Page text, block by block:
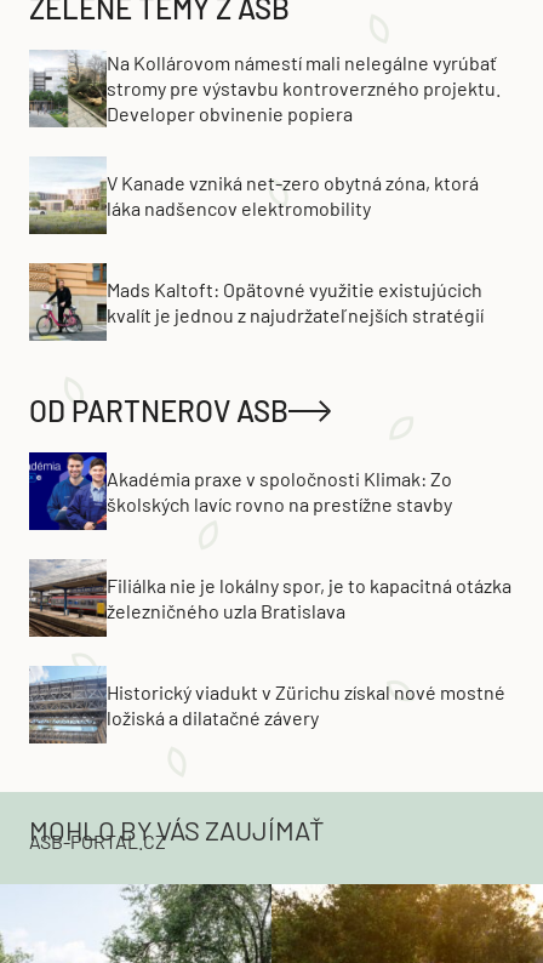
ZELENÉ TÉMY Z ASB
Na Kollárovom námestí mali nelegálne vyrúbať
stromy pre výstavbu kontroverzného projektu.
Developer obvinenie popiera
V Kanade vzniká net-zero obytná zóna, ktorá
láka nadšencov elektromobility
Mads Kaltoft: Opätovné využitie existujúcich
kvalít je jednou z najudržateľnejších stratégií
OD PARTNEROV ASB
Akadémia praxe v spoločnosti Klimak: Zo
školských lavíc rovno na prestížne stavby
Filiálka nie je lokálny spor, je to kapacitná otázka
železničného uzla Bratislava
Historický viadukt v Zürichu získal nové mostné
ložiská a dilatačné závery
MOHLO BY VÁS ZAUJÍMAŤ
ASB-PORTAL.CZ